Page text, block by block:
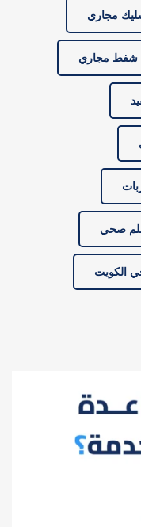
مجاري
شفط مجاري
صحي
الكويت